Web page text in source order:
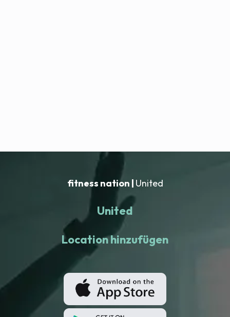
fitness nation | United
United
Location hinzufügen